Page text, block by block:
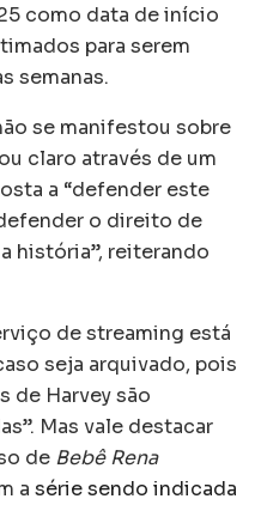
como data de início
para serem
semanas.
se manifestou sobre
claro através de um
a “defender este
o direito de
história”, reiterando
de streaming está
seja arquivado, pois
de Harvey são
Mas vale destacar
de Bebê Rena
a série sendo indicada